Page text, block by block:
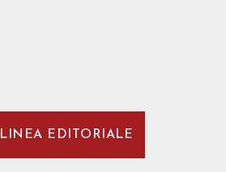
LINEA EDITORIALE